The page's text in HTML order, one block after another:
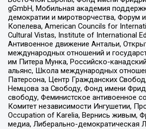
gGmbH, Мобильная академия
демократии и миротворчества, Форум
Копелева, American Councils for
Cultural Vistas, Institute of International
Антивоенное движение Антальи,
международных отношений и
им Питера Мунка, Российско-
альянс, Школа международных
Патерсона, Центр Гражданских
Немцова за Свободу, Фонд имени
свободу, Феминистское антивоенное
Комитет независимости Ингушетии,
Occupation of Karelia, Вернись живым,
медиа, Либерально-демократическая